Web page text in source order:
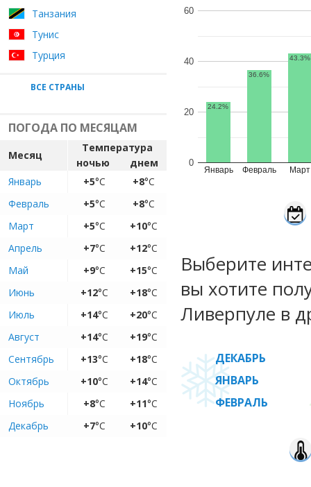
Танзания
Тунис
Турция
ВСЕ СТРАНЫ
ПОГОДА ПО МЕСЯЦАМ
Месяц
Температура
ночью
днем
Январь
+5°C +8°C
Февраль
+5°C +8°C
Март
+5°C +10°C
Апрель
+7°C +12°C
Май
+9°C +15°C
Июнь
+12°C +18°C
Июль
+14°C +20°C
Август
+14°C +19°C
Сентябрь
+13°C +18°C
Октябрь
+10°C +14°C
Ноябрь
+8°C +11°C
Декабрь
+7°C +10°C
Январь Февраль Март
0
20
40
60
24.2%
36.6%
43.3%
Выберите
вы хотите
Ливерпуле в
ДЕКАБРЬ
ЯНВАРЬ
ФЕВРАЛЬ